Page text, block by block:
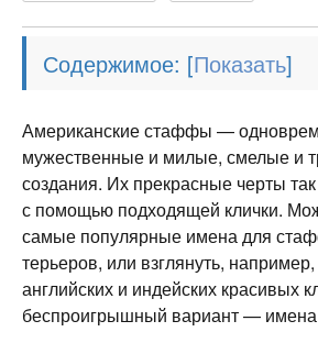
Содержимое: [ ]
Американские стаффы —
мужественные и милые, смелые и
создания. Их прекрасные черты
с помощью подходящей клички.
самые популярные имена для
терьеров, или взглянуть,
английских и индейских красивых
беспроигрышный вариант — имена